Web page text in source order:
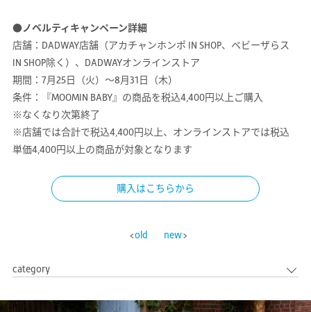
category
●ノベルティキャンペーン詳細
店舗：DADWAY店舗（アカチャンホンポ IN SHOP、ベビーザらス
IN SHOP除く）、DADWAYオンラインストア
期間：7月25日（火）～8月31日（木）
条件：『MOOMIN BABY』の商品を税込4,400円以上ご購入
※なくなり次第終了
※店舗では合計で税込4,400円以上、オンラインストアでは税込
単価4,400円以上の商品が対象となります
購入はこちらから
old new